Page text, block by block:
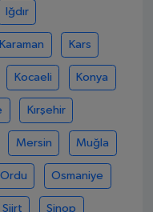
Iğdır
Karaman Kars
Kocaeli Konya
Kırşehir
Mersin Muğla
Ordu Osmaniye
Siirt Sinop